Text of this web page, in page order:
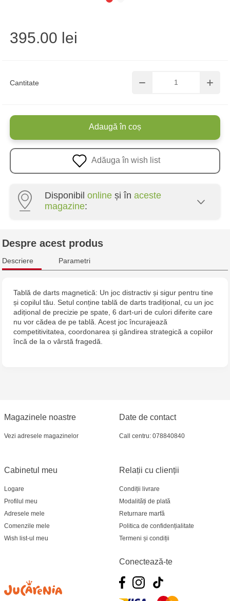
Cantitate
395.00 lei
Adaugă în coș
Adăuga în wish list
Disponibil online și în aceste
magazine:
Multistore Centru - bd. Cantemir, 6
Jucarenia Buiucani Alfa
Jucărenia Bălți - str. Alexandru Cel Bun, 5
Despre acest produs
Descriere Parametri
Tablă de darts magnetică: Un joc distractiv și sigur pentru tine
și copilul tău. Setul conține tablă de darts tradițional, cu un joc
adițional de precizie pe spate, 6 dart-uri de culori diferite care
nu vor cădea de pe tablă. Acest joc încurajează
competitivitatea, coordonarea și gândirea strategică a copiilor
încă de la o vârstă fragedă.
Magazinele noastre
Vezi adresele magazinelor
Relații cu clienții
Condiții livrare
Modalități de plată
Returnare marfă
Politica de confidențialitate
Termeni și condiții
Cabinetul meu
Logare
Profilul meu
Adresele mele
Comenzile mele
Wish list-ul meu
Date de contact
Call centru: 078840840
Conectează-te